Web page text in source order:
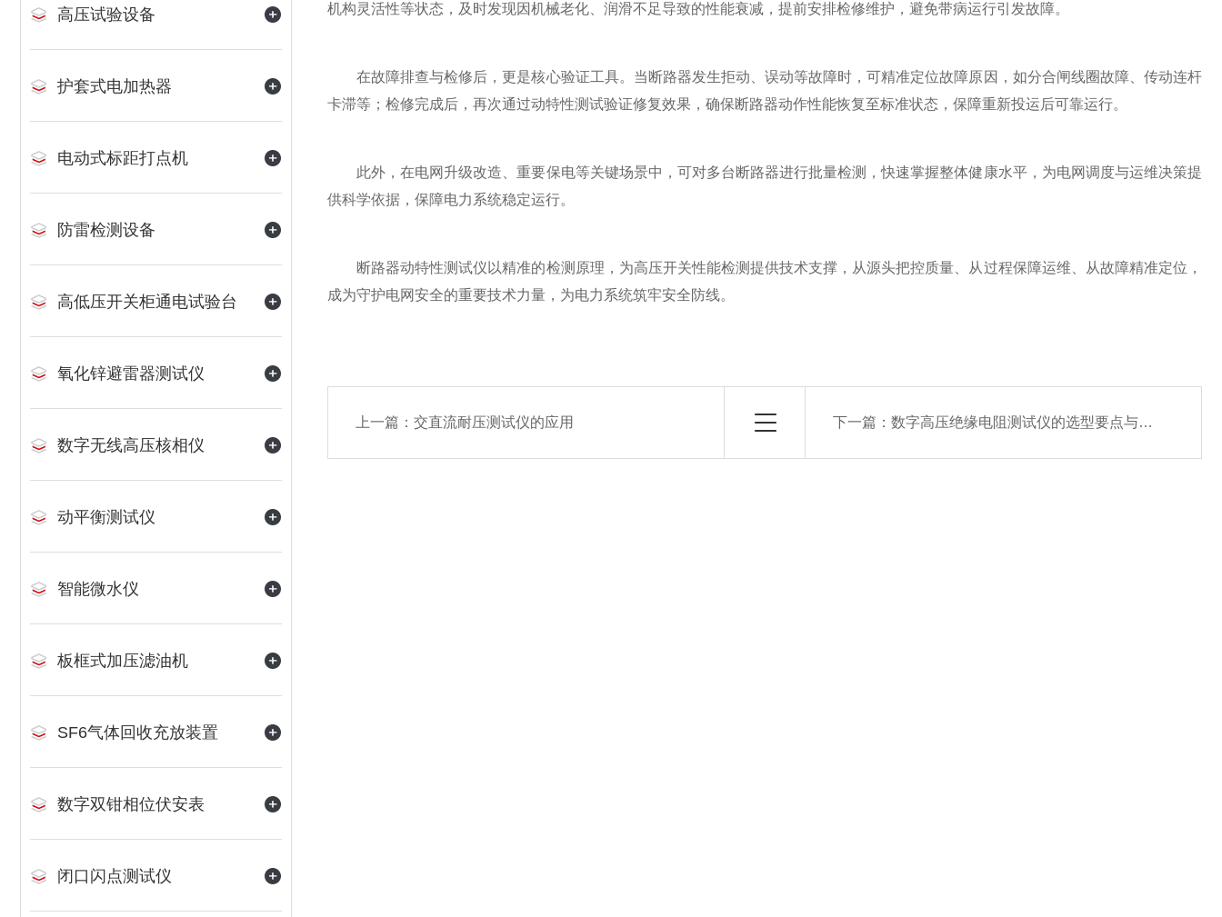
高压试验设备
护套式电加热器
电动式标距打点机
防雷检测设备
高低压开关柜通电试验台
氧化锌避雷器测试仪
数字无线高压核相仪
动平衡测试仪
智能微水仪
板框式加压滤油机
SF6气体回收充放装置
数字双钳相位伏安表
闭口闪点测试仪
机构灵活性等状态，及时发现因机械老化、润滑不足导致的性能衰减，提前安排检修维护，避免带病运行引发故障。
在故障排查与检修后，更是核心验证工具。当断路器发生拒动、误动等故障时，可精准定位故障原因，如分合闸线圈故障、传动连杆
卡滞等；检修完成后，再次通过动特性测试验证修复效果，确保断路器动作性能恢复至标准状态，保障重新投运后可靠运行。
此外，在电网升级改造、重要保电等关键场景中，可对多台断路器进行批量检测，快速掌握整体健康水平，为电网调度与运维决策提
供科学依据，保障电力系统稳定运行。
断路器动特性测试仪以精准的检测原理，为高压开关性能检测提供技术支撑，从源头把控质量、从过程保障运维、从故障精准定位，
成为守护电网安全的重要技术力量，为电力系统筑牢安全防线。
上一篇： 交直流耐压测试仪的应用 下一篇： 数字高压绝缘电阻测试仪的选型要点与精度对比分析